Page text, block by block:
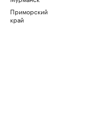
Приморский
край